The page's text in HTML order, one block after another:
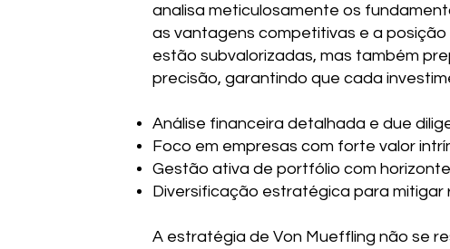
analisa meticulosamente os
as vantagens competitivas e a
estão subvalorizadas, mas também
precisão, garantindo que cada
Análise financeira detalhada e due
Foco em empresas com forte valor
Gestão ativa de portfólio com
Diversificação estratégica para mitigar
A estratégia de Von Mueffling não se